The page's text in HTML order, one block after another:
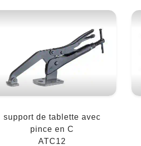
support de tablette avec
pince en C
ATC12